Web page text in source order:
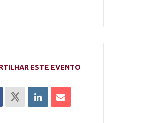
ESTE EVENTO